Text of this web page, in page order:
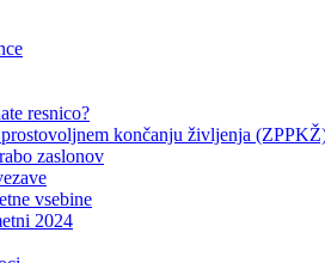
resnico?
končanju življenja
zaslonov
vsebine
2024